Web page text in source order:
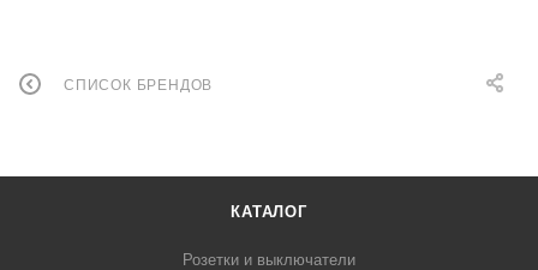
СПИСОК БРЕНДОВ
КАТАЛОГ
Розетки и выключатели